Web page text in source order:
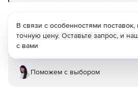
В связи с особенностями
точную цену. Оставьте запрос, и
с вами
Поможем с выбором